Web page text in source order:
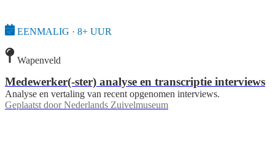
EENMALIG · 8+ UUR
Wapenveld
Medewerker(-ster) analyse en transcriptie interviews
Analyse en vertaling van recent opgenomen interviews.
Geplaatst door Nederlands Zuivelmuseum